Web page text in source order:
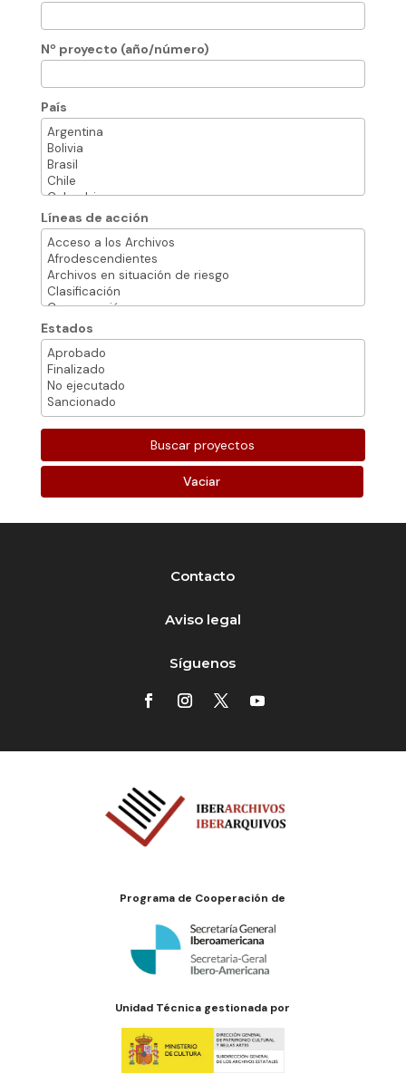
Nº proyecto (año/número)
País
Líneas de acción
Estados
Vaciar
Contacto
Aviso legal
Síguenos
Programa de Cooperación de
Unidad Técnica gestionada por